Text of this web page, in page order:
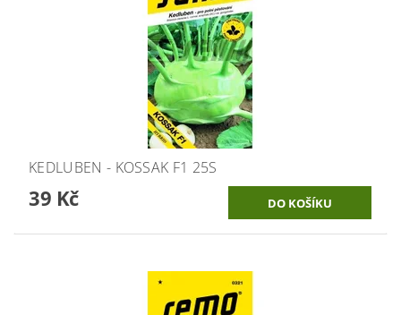
KEDLUBEN - KOSSAK F1 25S
39 Kč